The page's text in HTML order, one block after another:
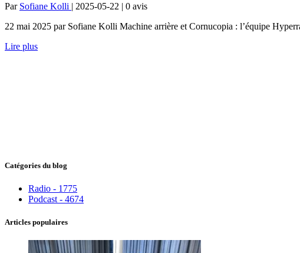
Par Sofiane Kolli | 2025-05-22 | 0 avis
22 mai 2025 par Sofiane Kolli Machine arrière et Cornucopia : l’équipe
Lire plus
Catégories du blog
Radio - 1775
Podcast - 4674
Articles populaires